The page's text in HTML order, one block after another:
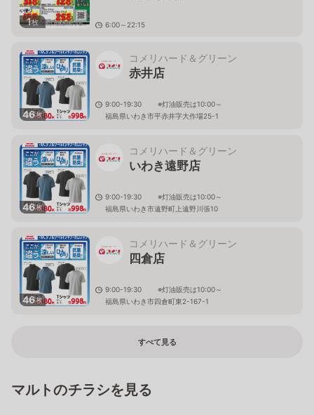
1枚
6:00～22:15
46枚
コメリハード＆グリーン
赤井店
9:00-19:30 ※灯油販売は10:00～
福島県いわき市平赤井字大作場25-1
46枚
コメリハード＆グリーン
いわき遠野店
9:00-19:30 ※灯油販売は10:00～
福島県いわき市遠野町上遠野川張10
46枚
コメリハード＆グリーン
四倉店
9:00-19:30 ※灯油販売は10:00～
福島県いわき市四倉町東2-167-1
すべて見る
マルトのチラシを見る